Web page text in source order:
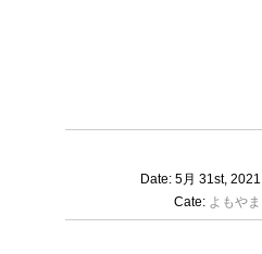
Date: 5月 31st, 2021
Cate: よもやま